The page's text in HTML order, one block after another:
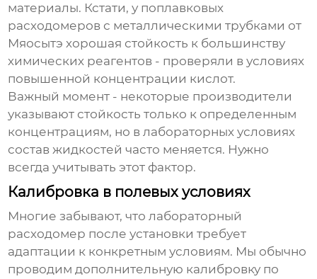
материалы. Кстати, у поплавковых
расходомеров с металлическими трубками от
Мяосытэ хорошая стойкость к большинству
химических реагентов - проверяли в условиях
повышенной концентрации кислот.
Важный момент - некоторые производители
указывают стойкость только к определенным
концентрациям, но в лабораторных условиях
состав жидкостей часто меняется. Нужно
всегда учитывать этот фактор.
Калибровка в полевых условиях
Многие забывают, что лабораторный
расходомер после установки требует
адаптации к конкретным условиям. Мы обычно
проводим дополнительную калибровку по